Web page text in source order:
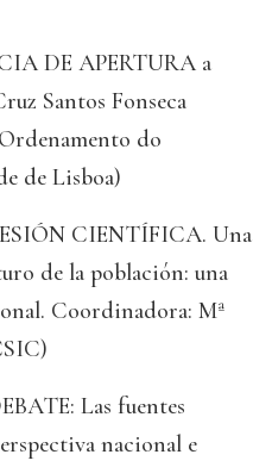
DE APERTURA a
Santos Fonseca
do
de Lisboa)
CIENTÍFICA. Una
de la población: una
Coordinadora: Mª
Las fuentes
nacional e